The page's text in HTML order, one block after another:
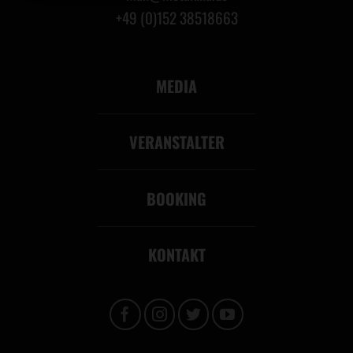
+49 (0)152 38518663
MEDIA
VERANSTALTER
BOOKING
KONTAKT